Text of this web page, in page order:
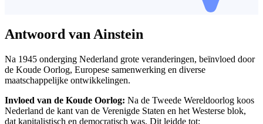
Antwoord van Ainstein
Na 1945 onderging Nederland grote veranderingen, beïnvloed door
de Koude Oorlog, Europese samenwerking en diverse
maatschappelijke ontwikkelingen.
Invloed van de Koude Oorlog: Na de Tweede Wereldoorlog koos
Nederland de kant van de Verenigde Staten en het Westerse blok,
dat kapitalistisch en democratisch was. Dit leidde tot: